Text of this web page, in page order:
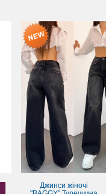
Джинси жіночі